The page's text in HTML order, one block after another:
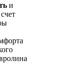
и